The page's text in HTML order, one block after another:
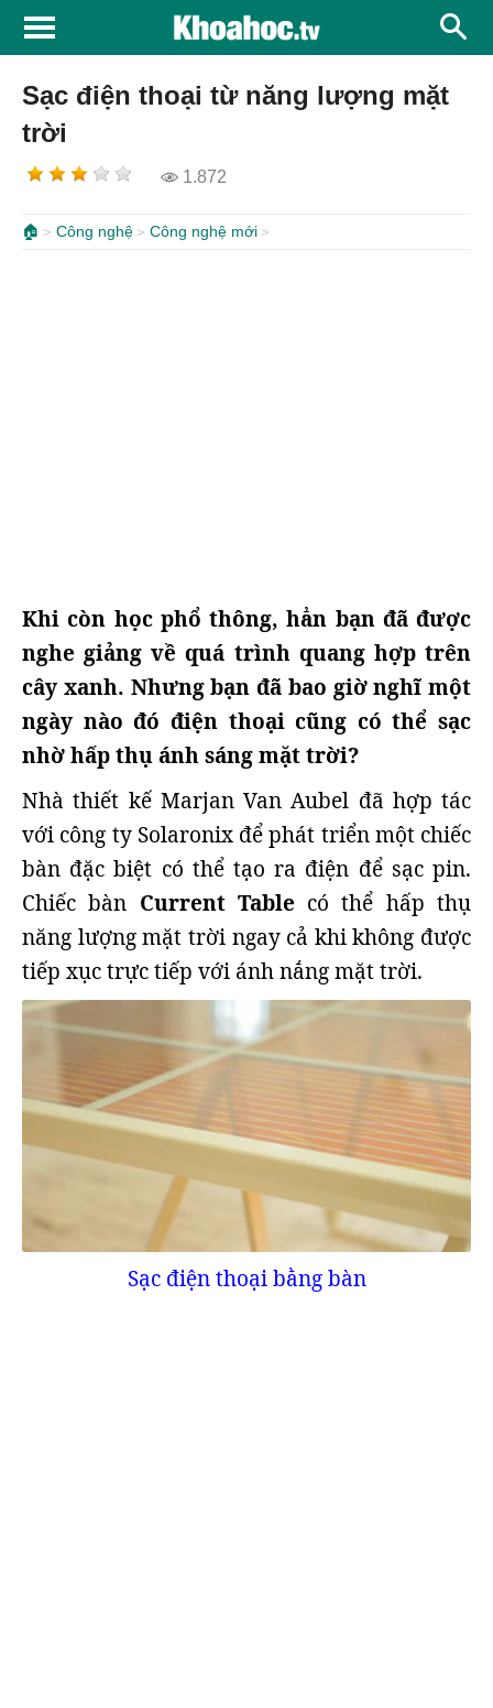
Sạc điện thoại từ năng lượng mặt
trời
1.872
🏠 Công nghệ Công nghệ mới
Khi còn học phổ thông, hẳn bạn đã được
nghe giảng về quá trình quang hợp trên
cây xanh. Nhưng bạn đã bao giờ nghĩ một
ngày nào đó điện thoại cũng có thể sạc
nhờ hấp thụ ánh sáng mặt trời?
Nhà thiết kế Marjan Van Aubel đã hợp tác
với công ty Solaronix để phát triển một chiếc
bàn đặc biệt có thể tạo ra điện để sạc pin.
Chiếc bàn Current Table có thể hấp thụ
năng lượng mặt trời ngay cả khi không được
tiếp xục trực tiếp với ánh nắng mặt trời.
Sạc điện thoại bằng bàn